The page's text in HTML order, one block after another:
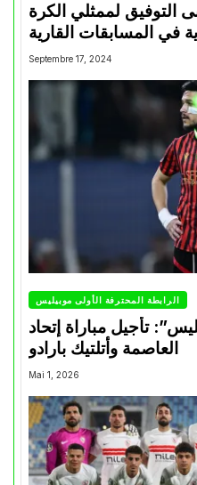
لممثلي الكرة
Septembre 17, 2024
الرابطة المحترفة الأولى موبيليس
تأجيل مباراة إتحاد
العاصمة وأتلتيك بارادو
Mai 1, 2026